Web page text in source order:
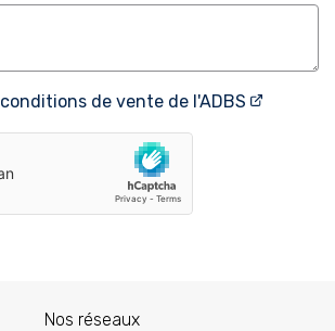
conditions de vente de l'ADBS
Nos réseaux